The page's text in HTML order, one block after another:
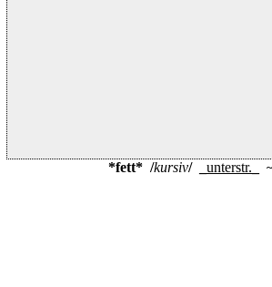
*fett* /kursiv/ unterstr. ~